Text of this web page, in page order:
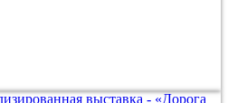
выставка - «Дорога